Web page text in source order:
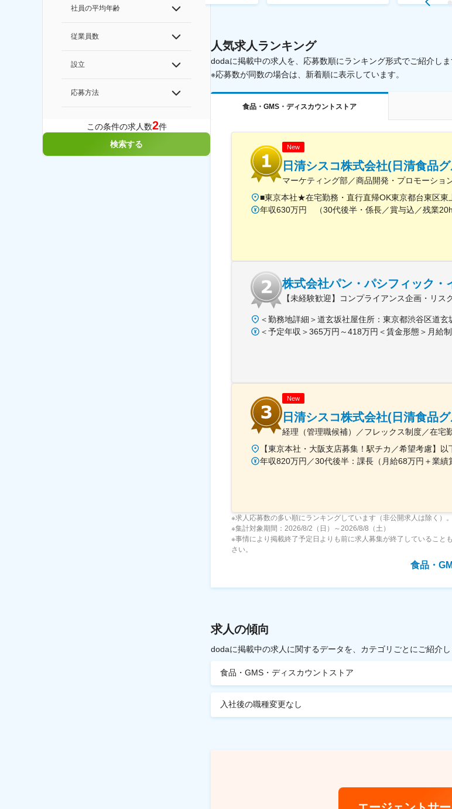
社員の平均年齢
従業員数
設立
応募方法
この条件の求人数2件
検索する
人気求人ランキング
dodaに掲載中の求人を、応募数順にランキング形式でご紹介しま
※応募数が同数の場合は、新着順に表示しています。
食品・GMS・ディスカウントストア
New
日清シスコ株式会社(日清食品
マーケティング部／商品開発・プロモーショ
株式会社パン・パシフィック・
【未経験歓迎】コンプライアンス企画・リ
New
日清シスコ株式会社(日清食品
経理（管理職候補）／フレックス制度／在宅
年収820万円／30代後半：課長（月給68万円＋業績
※求人応募数の多い順にランキングしています（非公開求人は除く）。
※集計対象期間：2026/8/2（日）～2026/8/8（土）
※事情により掲載終了予定日よりも前に求人募集が終了しているこ
さい。
食品・
求人の傾向
dodaに掲載中の求人に関するデータを、カテゴリごとにご紹介し
食品・GMS・ディスカウントストア
入社後の職種変更なし